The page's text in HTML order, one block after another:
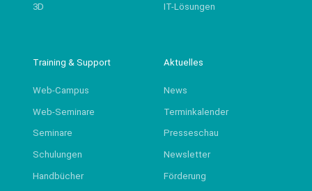
3D IT-Lösungen
Training & Support
Web-Campus
Web-Seminare
Seminare
Schulungen
Handbücher
Aktuelles
News
Terminkalender
Presseschau
Newsletter
Förderung